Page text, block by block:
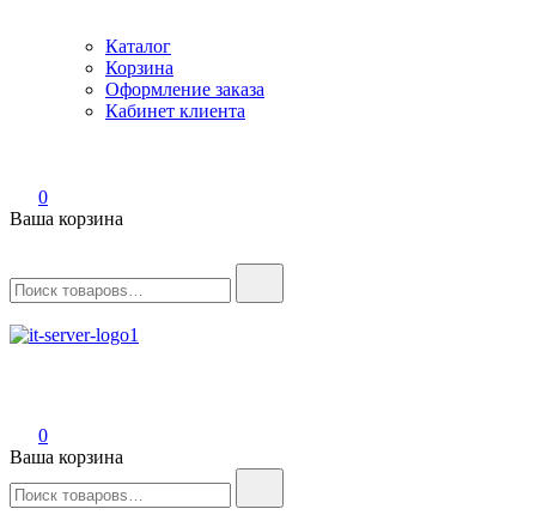
Каталог
Корзина
Оформление заказа
Кабинет клиента
0
Ваша корзина
0
Ваша корзина